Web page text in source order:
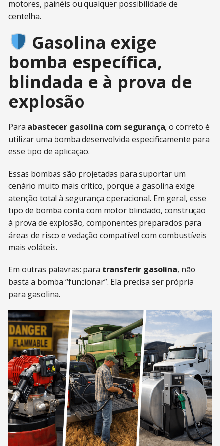
motores, painéis ou qualquer possibilidade de
centelha.
Gasolina exige
bomba específica,
blindada e à prova de
explosão
Para abastecer gasolina com segurança, o correto é
utilizar uma bomba desenvolvida especificamente para
esse tipo de aplicação.
Essas bombas são projetadas para suportar um
cenário muito mais crítico, porque a gasolina exige
atenção total à segurança operacional. Em geral, esse
tipo de bomba conta com motor blindado, construção
à prova de explosão, componentes preparados para
áreas de risco e vedação compatível com combustíveis
mais voláteis.
Em outras palavras: para transferir gasolina, não
basta a bomba “funcionar”. Ela precisa ser própria
para gasolina.